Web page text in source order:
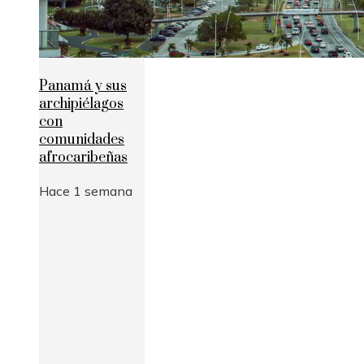
Panamá y sus
archipiélagos
con
comunidades
afrocaribeñas
Hace 1 semana